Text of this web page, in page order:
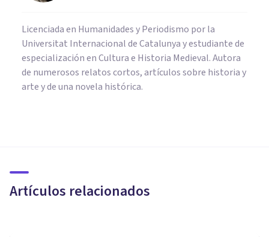
Licenciada en Humanidades y Periodismo por la
Universitat Internacional de Catalunya y estudiante de
especialización en Cultura e Historia Medieval. Autora
de numerosos relatos cortos, artículos sobre historia y
arte y de una novela histórica.
Artículos relacionados
las respuestas)